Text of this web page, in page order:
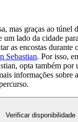
mas graças ao túnel
um lado da cidade
as encostas durante
Sebastian. Por isso,
opta também por
informações sobre
Verificar disponibilidade